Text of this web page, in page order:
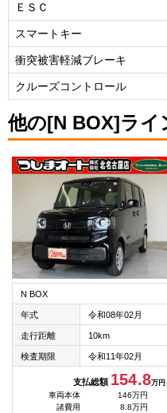
ＥＳＣ
スマートキー
衝突被害軽減ブレーキ
クルーズコントロール
他の[N BOX]ライ
N BOX
年式 令和08年02月
走行距離 10km
検査期限 令和11年02月
支払総額 154.8万円
車両本体
146万円
諸費用
8.8万円